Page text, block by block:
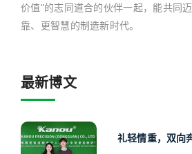
价值”的志同道合的伙伴一起，能共同
靠、更智慧的制造新时代。
最新博文
礼轻情重，双向